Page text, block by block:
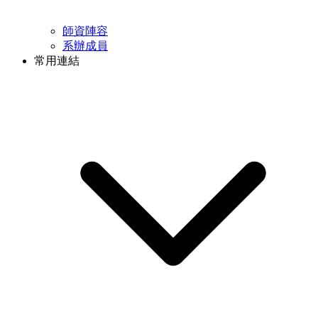
師資陣容
系辦成員
常用連結